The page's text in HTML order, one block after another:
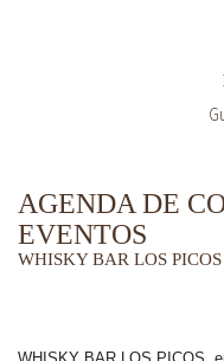
AGENDA DE
EVENTOS
WHISKY BAR LOS PICOS